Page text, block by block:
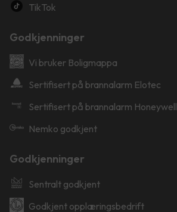
TikTok
Godkjenninger
Vi bruker Boligmappa
Sertifisert på brannalarm Elotec
Sertifisert på brannalarm Honeywell
Nemko godkjent
Godkjenninger
Sentralt godkjent
Godkjent opplæringsbedrift